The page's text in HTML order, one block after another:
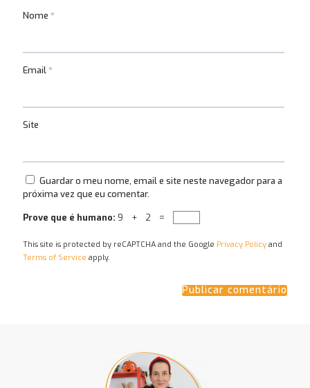
Nome *
Email*
Site
Guardar o meu nome, email e site neste navegador para a
próxima vez que eu comentar.
Prove que é humano: 9 + 2 =
This site is protected by reCAPTCHA and the Google Privacy Policy and
Terms of Service apply.